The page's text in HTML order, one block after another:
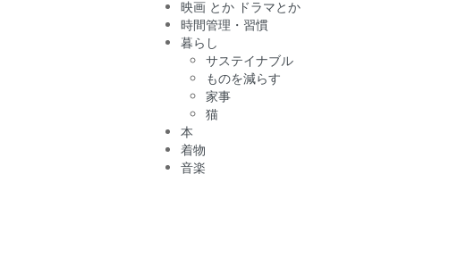
映画 とか ドラマとか
時間管理・習慣
暮らし
サステイナブル
ものを減らす
家事
猫
本
着物
音楽